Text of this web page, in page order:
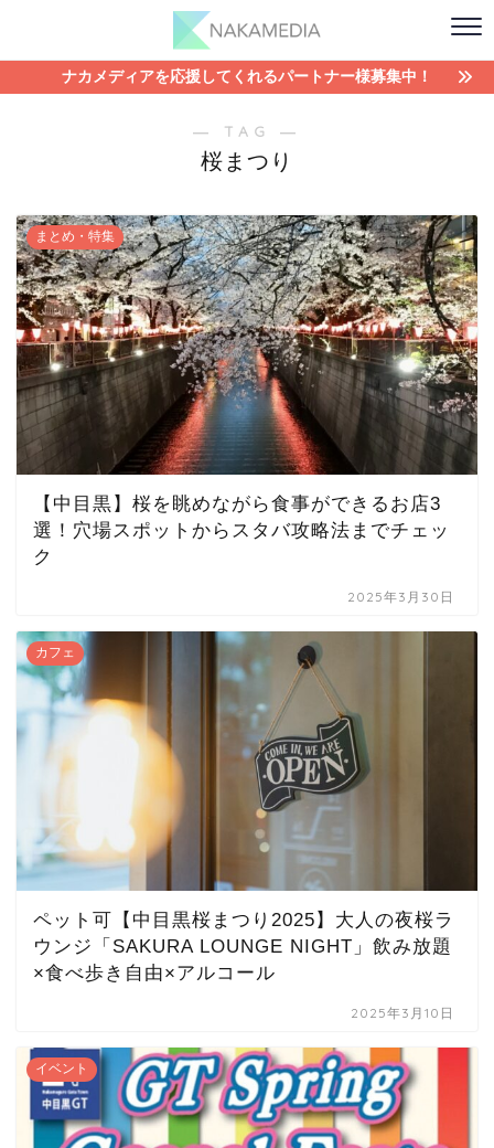
ナカメディアを応援してくれるパートナー様募集中！
― TAG ―
桜まつり
まとめ・特集
【中目黒】桜を眺めながら食事ができるお店3
選！穴場スポットからスタバ攻略法までチェッ
ク
2025年3月30日
カフェ
ペット可【中目黒桜まつり2025】大人の夜桜ラ
ウンジ「SAKURA LOUNGE NIGHT」飲み放題
×食べ歩き自由×アルコール
2025年3月10日
イベント